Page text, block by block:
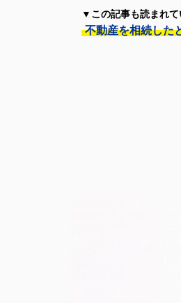
▼この記事も読まれて
不動産を相続した